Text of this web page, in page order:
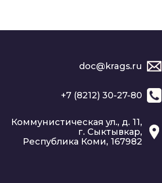
doc@krags.ru
+7 (8212) 30-27-80
Коммунистическая ул., д. 11,
г. Сыктывкар,
Республика Коми, 167982